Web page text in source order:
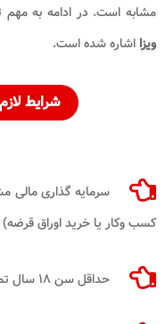
مشابه است. در ادامه به مهم
ویزا اشاره شده است.
شرایط
سرمایه گذاری مالی
کسب وکار یا خرید اوراق قرضه)
حداقل سن ۱۸ سال تمام